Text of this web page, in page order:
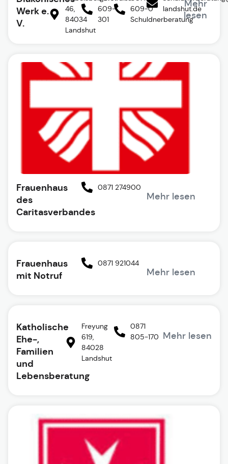
Werk e.
V.
46,
84034
Landshut
609-
301
609-0
Schuldnerberatung
landshut.de
Mehr
lesen
Frauenhaus
des
Caritasverbandes
0871 274900
Mehr lesen
Frauenhaus
mit Notruf
0871 921044
Mehr lesen
Katholische
Ehe-,
Familien
und
Lebensberatung
Freyung
619,
84028
Landshut
0871
805-170 Mehr lesen